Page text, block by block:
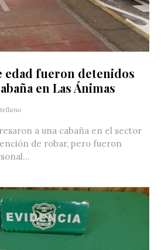
edad fueron detenidos
en Las Ánimas
a una cabaña en el sector
de robar, pero fueron